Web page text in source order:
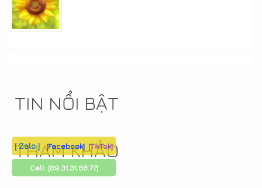
TIN NỔI BẬT
THAM KHẢO
[ Zalo ] [Facebook] [TikTok]
Call: [09.31.31.88.77]